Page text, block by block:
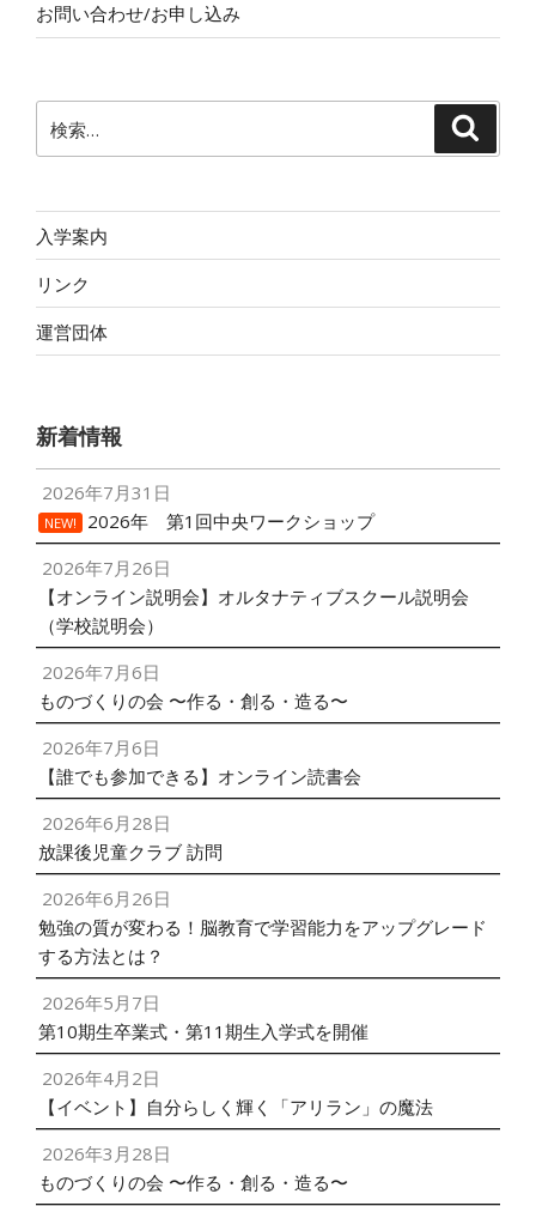
お問い合わせ/お申し込み
索:
入学案内
リンク
運営団体
新着情報
2026年7月31日
NEW!
2026年 第1回中央ワークショップ
2026年7月26日
【オンライン説明会】オルタナティブスクール説明会
（学校説明会）
2026年7月6日
ものづくりの会 〜作る・創る・造る〜
2026年7月6日
【誰でも参加できる】オンライン読書会
2026年6月28日
放課後児童クラブ 訪問
2026年6月26日
勉強の質が変わる！脳教育で学習能力をアップグレード
する方法とは？
2026年5月7日
第10期生卒業式・第11期生入学式を開催
2026年4月2日
【イベント】自分らしく輝く「アリラン」の魔法
2026年3月28日
ものづくりの会 〜作る・創る・造る〜